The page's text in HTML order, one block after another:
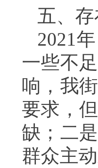
五、
2021
一些不
响，我
要求，
缺；二
群众主